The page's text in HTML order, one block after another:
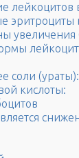
лейкоцитов
эритроциты
увеличения
соли (ураты):
кислоты: